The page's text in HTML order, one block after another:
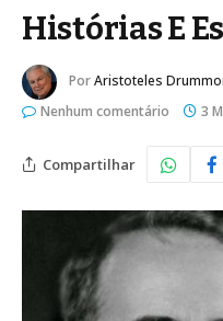
Histórias E
PorAristoteles
Nenhum comentário
3
Compartilhar